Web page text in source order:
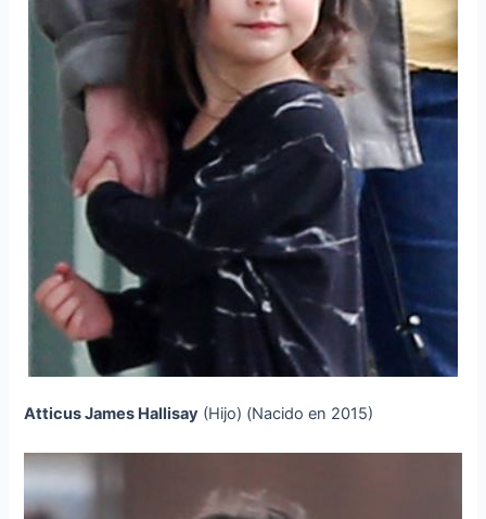
Atticus James Hallisay (Hijo) (Nacido en 2015)